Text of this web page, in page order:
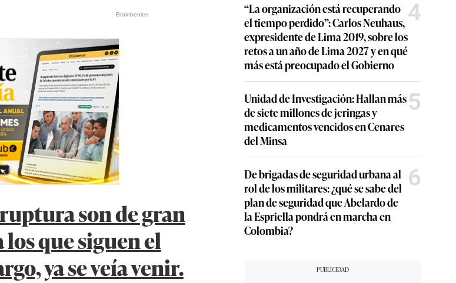
son de gran
que siguen el
ya se veía venir.
“La organización está recuperando
el tiempo perdido”: Carlos Neuhaus,
expresidente de Lima 2019, sobre los
retos a un año de Lima 2027 y en qué
más está preocupado el Gobierno
4
Unidad de Investigación: Hallan más
de siete millones de jeringas y
medicamentos vencidos en Cenares
del Minsa
5
De brigadas de seguridad urbana al
rol de los militares: ¿qué se sabe del
plan de seguridad que Abelardo de
la Espriella pondrá en marcha en
Colombia?
6